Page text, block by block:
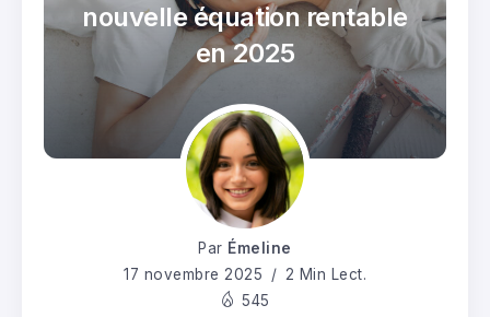
nouvelle équation rentable
en 2025
Par Émeline
17 novembre 2025
2 Min Lect.
545